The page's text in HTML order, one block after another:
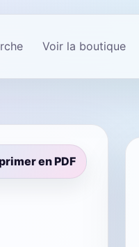
Voir la boutique
en PDF